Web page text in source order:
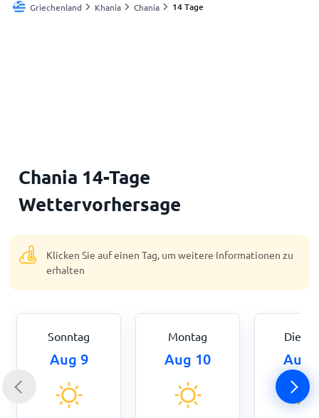
Deutschland
Griechenland Khania Chania 14 Tage
Chania 14-Tage
Wettervorhersage
Klicken Sie auf einen Tag, um weitere Informationen zu
erhalten
Sonntag
Aug 9
Montag
Aug 10 Aug